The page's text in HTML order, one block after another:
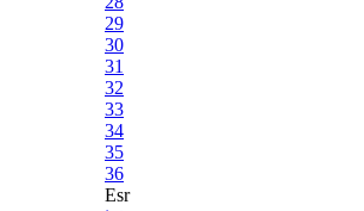
29
30
31
32
33
34
35
36
Esr